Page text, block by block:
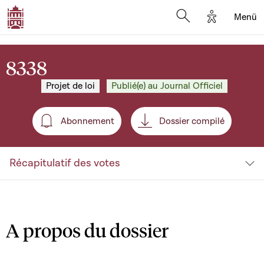
Options
Menü
8338
Projet de loi Publié(e) au Journal Officiel
Abonnement
Abonnement Dossier compilé
Récapitulatif des votes
A propos du dossier